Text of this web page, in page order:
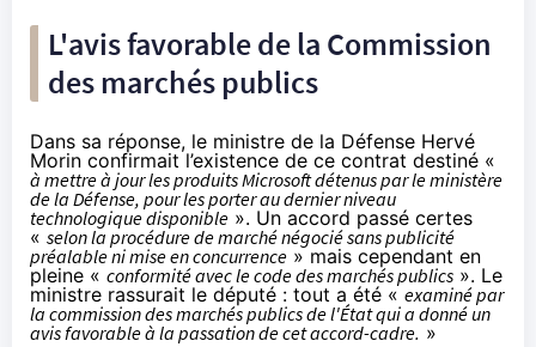
L'avis favorable de la Commission
des marchés publics
Dans sa réponse, le ministre de la Défense Hervé
Morin confirmait l’existence de ce contrat destiné «
à mettre à jour les produits Microsoft détenus par le ministère
de la Défense, pour les porter au dernier niveau
technologique disponible ». Un accord passé certes
« selon la procédure de marché négocié sans publicité
préalable ni mise en concurrence » mais cependant en
pleine « conformité avec le code des marchés publics ». Le
ministre rassurait le député : tout a été « examiné par
la commission des marchés publics de l'État qui a donné un
avis favorable à la passation de cet accord-cadre. »